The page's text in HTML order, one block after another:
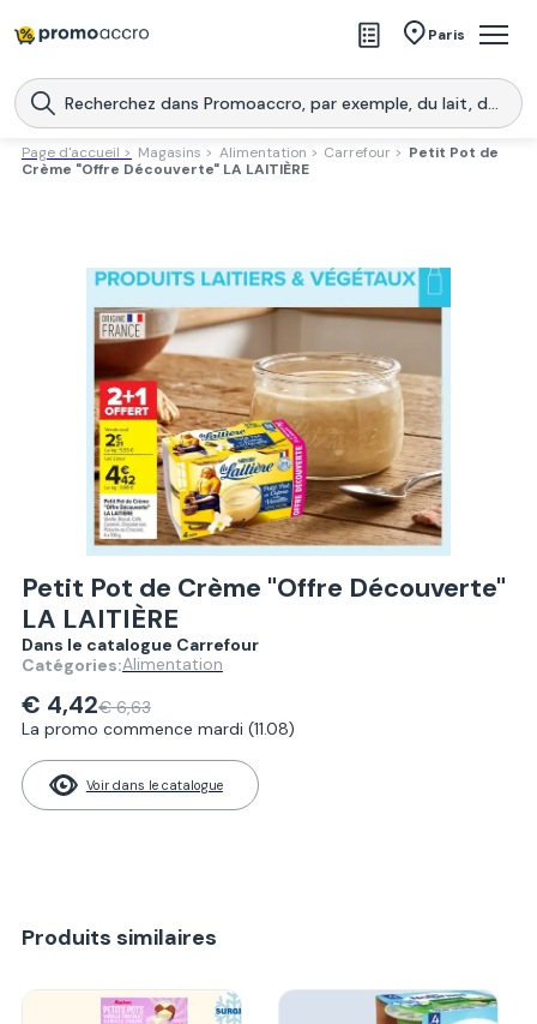
Paris
Magasins
Produits
Page d'accueil > Magasins > Alimentation > Carrefour > Petit Pot de
Crème "Offre Découverte" LA LAITIÈRE
Petit Pot de Crème "Offre Découverte"
LA LAITIÈRE
Dans le catalogue Carrefour
Catégories:Alimentation
€ 4,42€ 6,63
La promo commence mardi (11.08)
Voir dans le catalogue
Produits similaires